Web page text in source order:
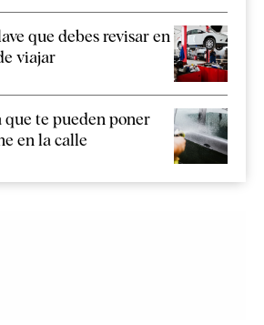
que debes revisar en
viajar
que te pueden poner
en la calle